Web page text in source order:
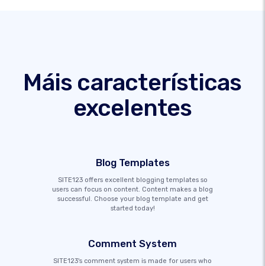
Máis características
excelentes
Blog Templates
SITE123 offers excellent blogging templates so
users can focus on content. Content makes a blog
successful. Choose your blog template and get
started today!
Comment System
SITE123's comment system is made for users who